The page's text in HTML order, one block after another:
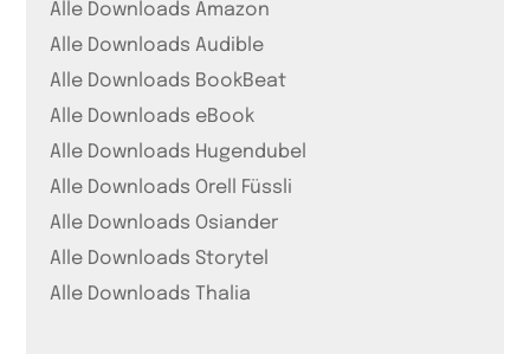
Alle Downloads Amazon
Alle Downloads Audible
Alle Downloads BookBeat
Alle Downloads eBook
Alle Downloads Hugendubel
Alle Downloads Orell Füssli
Alle Downloads Osiander
Alle Downloads Storytel
Alle Downloads Thalia